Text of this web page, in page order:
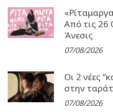
Από τις 26
Άνεσις
07/08/2026
Οι 2 νέες
στην
07/08/2026